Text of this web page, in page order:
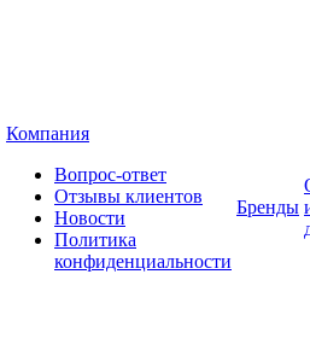
Компания
Вопрос-ответ
Отзывы клиентов
Новости
Политика
конфиденциальности
Бренды